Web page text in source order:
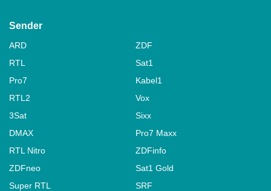
Sender
ARD
ZDF
RTL
Sat1
Pro7
Kabel1
RTL2
Vox
3Sat
Sixx
DMAX
Pro7 Maxx
RTL Nitro
ZDFinfo
ZDFneo
Sat1 Gold
Super RTL
SRF